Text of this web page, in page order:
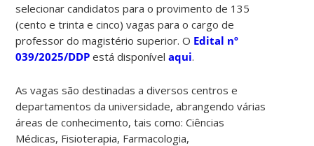
selecionar candidatos para o provimento de 135
(cento e trinta e cinco) vagas para o cargo de
professor do magistério superior. O Edital nº
039/2025/DDP está disponívelaqui.
As vagas são destinadas a diversos centros e
departamentos da universidade, abrangendo várias
áreas de conhecimento, tais como: Ciências
Médicas, Fisioterapia, Farmacologia,